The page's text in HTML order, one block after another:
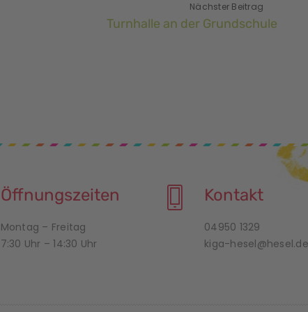
Nächster Beitrag
Turnhalle an der Grundschule
Öffnungszeiten
Montag – Freitag
7:30 Uhr – 14:30 Uhr
Kontakt
04950 1329
kiga-hesel@hesel.de